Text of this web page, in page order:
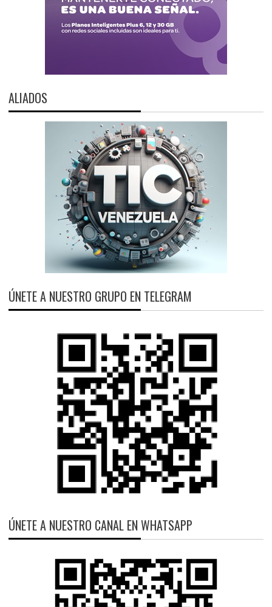
ALIADOS
ÚNETE A NUESTRO GRUPO EN TELEGRAM
ÚNETE A NUESTRO CANAL EN WHATSAPP